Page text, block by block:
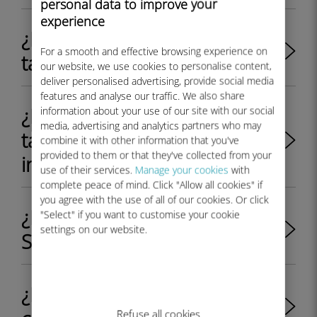
personal data to improve your
experience
For a smooth and effective browsing experience on
our website, we use cookies to personalise content,
deliver personalised advertising, provide social media
features and analyse our traffic. We also share
information about your use of our site with our social
media, advertising and analytics partners who may
combine it with other information that you've
provided to them or that they've collected from your
use of their services. Manage your cookies with
complete peace of mind. Click "Allow all cookies" if
you agree with the use of all of our cookies. Or click
"Select" if you want to customise your cookie
settings on our website.
Refuse all cookies
¿Es la eSIM mejor que la
tarjeta SIM física?
¿Puedo seguir usando mi
tarjeta SIM después de
instalar eSIM?
¿Puedo cambiar de eSIM a
SIM física?
¿El iPhone 11 es compatible